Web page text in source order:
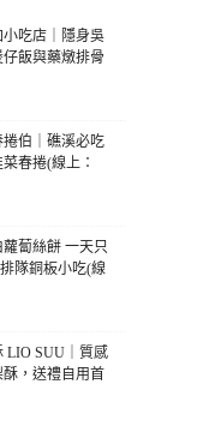
小吃店｜隱身吳
飯與藥燉排骨
捲伯｜礁溪必吃
春捲(線上：
蘿蔔絲餅 一天只
隊銅板小吃(線
LIO SUU｜質感
，送禮自用首